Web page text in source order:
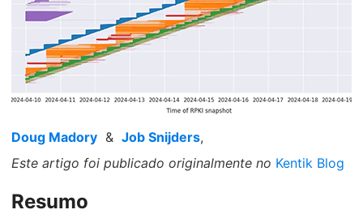
Doug Madory & Job Snijders,
Este artigo foi publicado originalmente no Kentik Blog
Resumo